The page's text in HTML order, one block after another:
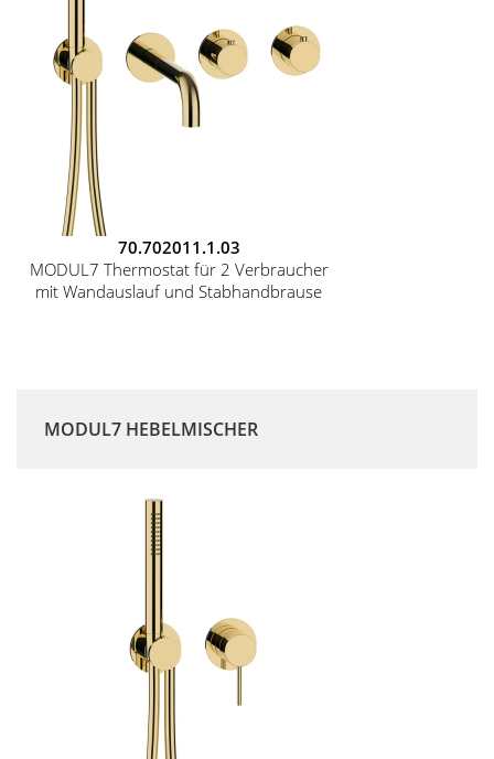
70.702011.1.03
MODUL7 Thermostat für 2 Verbraucher
mit Wandauslauf und Stabhandbrause
MODUL7 HEBELMISCHER